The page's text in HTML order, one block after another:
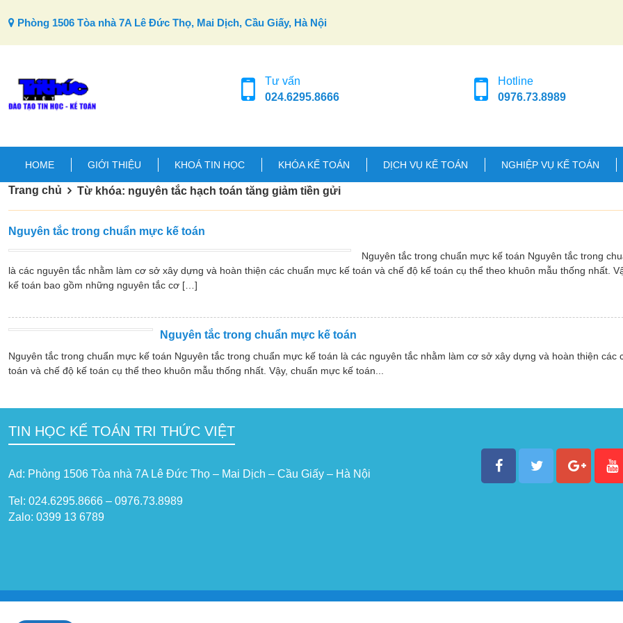
Phòng 1506 Tòa nhà 7A Lê Đức Thọ, Mai Dịch, Cầu Giấy, Hà Nội
Tư vấn
024.6295.8666
Hotline
0976.73.8989
HOME GIỚI THIỆU KHOÁ TIN HỌC KHÓA KẾ TOÁN DỊCH VỤ KẾ TOÁN NGHIỆP VỤ KẾ TOÁN
Trang chủ Từ khóa: nguyên tắc hạch toán tăng giảm tiền gửi
Nguyên tắc trong chuẩn mực kế toán
Nguyên tắc trong chuẩn mực kế toán Nguyên tắc trong
là các nguyên tắc nhằm làm cơ sở xây dựng và hoàn thiện các chuẩn mực kế toán và chế độ kế toán cụ thể theo khuôn mẫu thống nhất.
kế toán bao gồm những nguyên tắc cơ […]
Nguyên tắc trong chuẩn mực kế toán
Nguyên tắc trong chuẩn mực kế toán Nguyên tắc trong chuẩn mực kế toán là các nguyên tắc nhằm làm cơ sở xây dựng và hoàn thiện các
toán và chế độ kế toán cụ thể theo khuôn mẫu thống nhất. Vậy, chuẩn mực kế toán...
TIN HỌC KẾ TOÁN TRI THỨC VIỆT
Ad: Phòng 1506 Tòa nhà 7A Lê Đức Thọ – Mai Dịch – Cầu Giấy – Hà Nội
Tel: 024.6295.8666 – 0976.73.8989
Zalo: 0399 13 6789